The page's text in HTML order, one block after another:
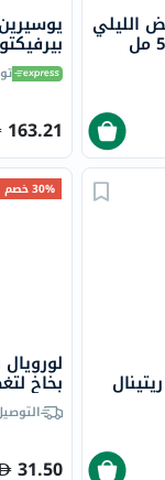
الليلي
المزدوج 30
163.21
30% خصم
بخاخ
- بني، 75 مل
31.50